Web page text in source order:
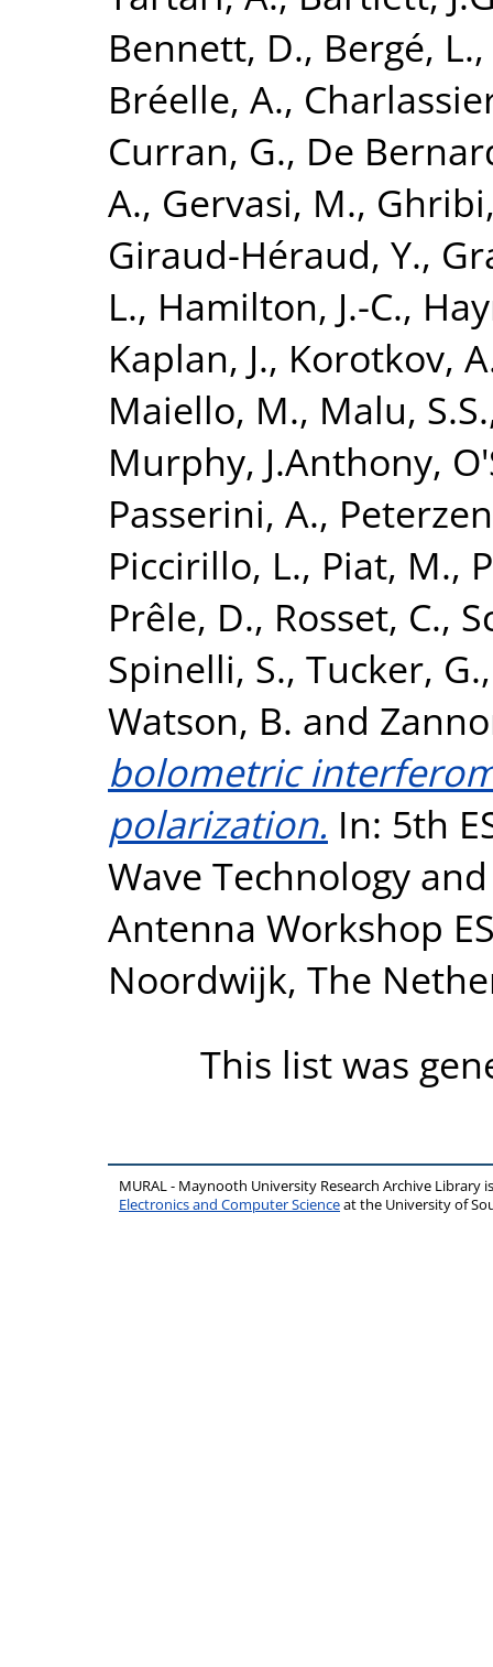
Bennett, D., Bergé, L.,
Bréelle, A.,
Curran, G., De
A., Gervasi, M.,
Giraud-Héraud, Y.,
L., Hamilton, J.-C.,
Kaplan, J., Korotkov,
Maiello, M., Malu, S.S.
Murphy, J.Anthony,
Passerini, A.,
Piccirillo, L., Piat, M.,
Prêle, D., Rosset, C.,
Spinelli, S., Tucker, G.
Watson, B. and
bolometric
polarization. In: 5th
Wave Technology
Antenna Workshop
Noordwijk, The
This list was
MURAL - Maynooth University Research Archive Library
Electronics and Computer Scienceat the University of